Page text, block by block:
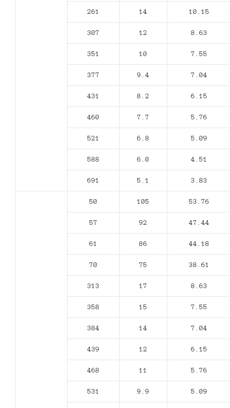
261 14 10.15
307 12 8.63
351 10 7.55
377 9.4 7.04
431 8.2 6.15
460 7.7 5.76
521 6.8 5.09
588 6.0 4.51
691 5.1 3.83
50 105 53.76
57 92 47.44
61 86 44.18
70 75 38.61
313 17 8.63
358 15 7.55
384 14 7.04
439 12 6.15
468 11 5.76
531 9.9 5.09